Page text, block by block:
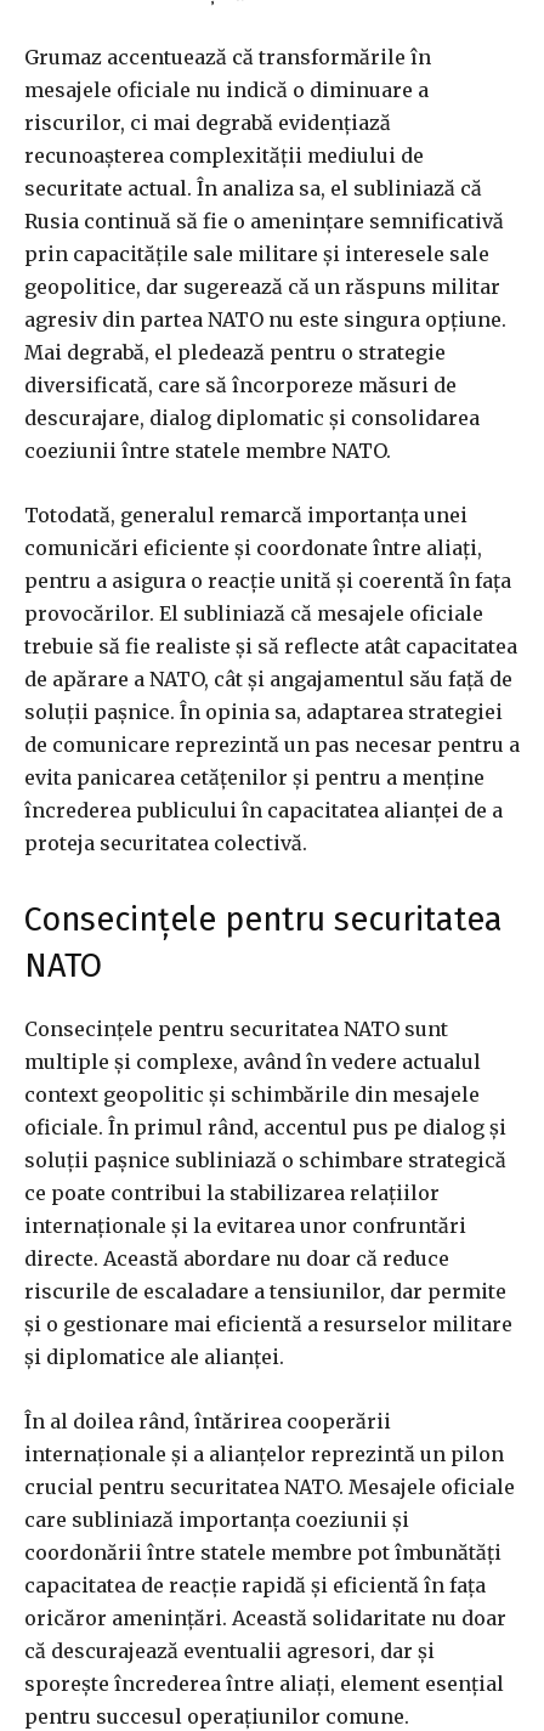
Grumaz accentuează că transformările în
mesajele oficiale nu indică o diminuare a
riscurilor, ci mai degrabă evidențiază
recunoașterea complexității mediului de
securitate actual. În analiza sa, el subliniază că
Rusia continuă să fie o amenințare semnificativă
prin capacitățile sale militare și interesele sale
geopolitice, dar sugerează că un răspuns militar
agresiv din partea NATO nu este singura opțiune.
Mai degrabă, el pledează pentru o strategie
diversificată, care să încorporeze măsuri de
descurajare, dialog diplomatic și consolidarea
coeziunii între statele membre NATO.
Totodată, generalul remarcă importanța unei
comunicări eficiente și coordonate între aliați,
pentru a asigura o reacție unită și coerentă în fața
provocărilor. El subliniază că mesajele oficiale
trebuie să fie realiste și să reflecte atât capacitatea
de apărare a NATO, cât și angajamentul său față de
soluții pașnice. În opinia sa, adaptarea strategiei
de comunicare reprezintă un pas necesar pentru a
evita panicarea cetățenilor și pentru a menține
încrederea publicului în capacitatea alianței de a
proteja securitatea colectivă.
Consecințele pentru securitatea
NATO
Consecințele pentru securitatea NATO sunt
multiple și complexe, având în vedere actualul
context geopolitic și schimbările din mesajele
oficiale. În primul rând, accentul pus pe dialog și
soluții pașnice subliniază o schimbare strategică
ce poate contribui la stabilizarea relațiilor
internaționale și la evitarea unor confruntări
directe. Această abordare nu doar că reduce
riscurile de escaladare a tensiunilor, dar permite
și o gestionare mai eficientă a resurselor militare
și diplomatice ale alianței.
În al doilea rând, întărirea cooperării
internaționale și a alianțelor reprezintă un pilon
crucial pentru securitatea NATO. Mesajele oficiale
care subliniază importanța coeziunii și
coordonării între statele membre pot îmbunătăți
capacitatea de reacție rapidă și eficientă în fața
oricăror amenințări. Această solidaritate nu doar
că descurajează eventualii agresori, dar și
sporește încrederea între aliați, element esențial
pentru succesul operațiunilor comune.